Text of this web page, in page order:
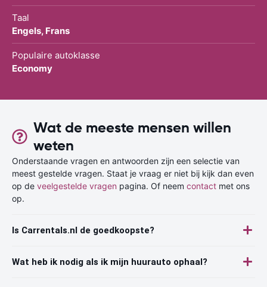
Taal
Engels, Frans
Populaire autoklasse
Economy
Wat de meeste mensen willen
weten
Onderstaande vragen en antwoorden zijn een selectie van
meest gestelde vragen. Staat je vraag er niet bij kijk dan even
op de veelgestelde vragen pagina. Of neem contact met ons
op.
Is Carrentals.nl de goedkoopste?
Wat heb ik nodig als ik mijn huurauto ophaal?